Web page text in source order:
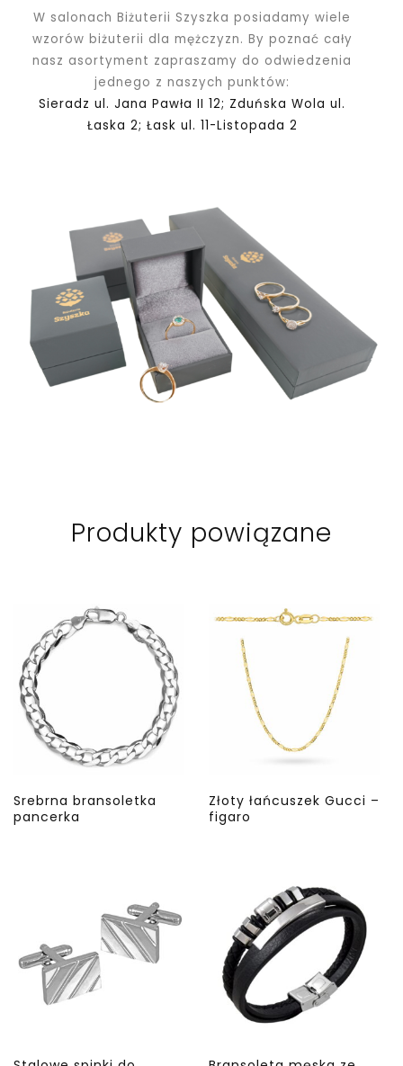
W salonach Biżuterii Szyszka posiadamy wiele
wzorów biżuterii dla mężczyzn. By poznać cały
nasz asortyment zapraszamy do odwiedzenia
jednego z naszych punktów:
Sieradz ul. Jana Pawła II 12; Zduńska Wola ul.
Łaska 2; Łask ul. 11-Listopada 2
Produkty powiązane
Srebrna bransoletka
pancerka
Złoty łańcuszek Gucci –
figaro